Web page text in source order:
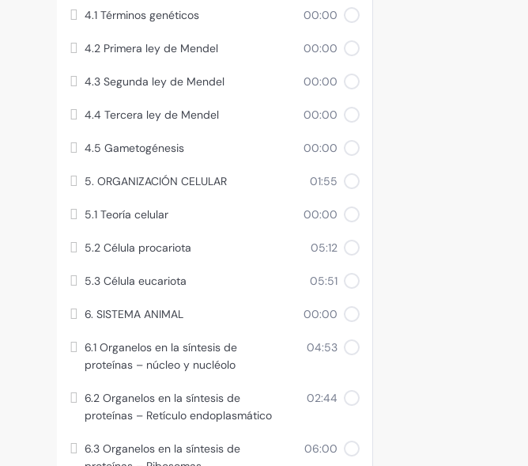
4.1 Términos genéticos 00:00
4.2 Primera ley de Mendel 00:00
4.3 Segunda ley de Mendel 00:00
4.4 Tercera ley de Mendel 00:00
4.5 Gametogénesis 00:00
5. ORGANIZACIÓN CELULAR 01:55
5.1 Teoría celular 00:00
5.2 Célula procariota 05:12
5.3 Célula eucariota 05:51
6. SISTEMA ANIMAL 00:00
6.1 Organelos en la síntesis de
proteínas – núcleo y nucléolo
04:53
6.2 Organelos en la síntesis de
proteínas – Retículo endoplasmático
02:44
6.3 Organelos en la síntesis de
06:00